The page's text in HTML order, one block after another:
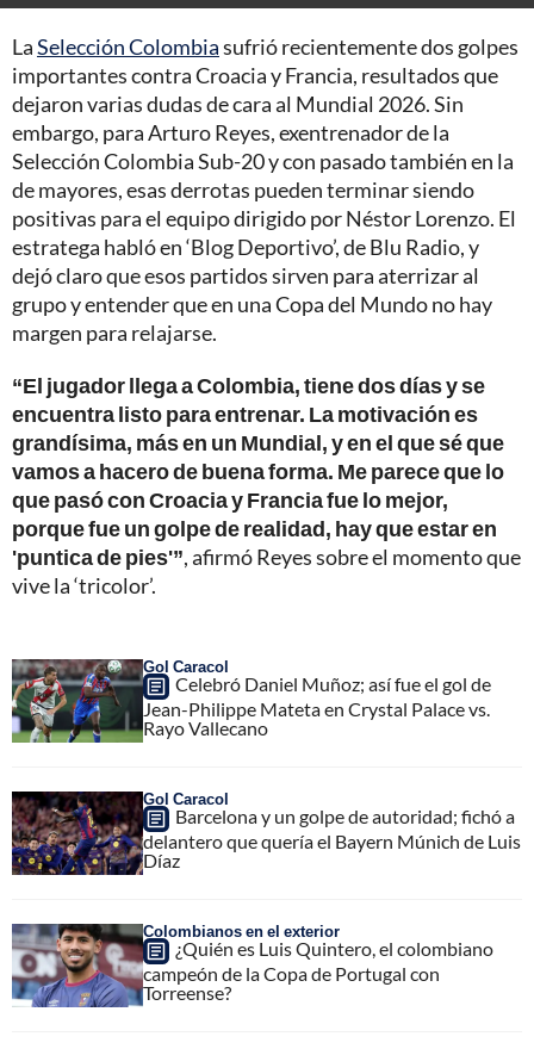
LaSelección Colombiasufrió recientemente dos golpes
importantes contra Croacia y Francia, resultados que
dejaron varias dudas de cara al Mundial 2026. Sin
embargo, para Arturo Reyes, exentrenador de la
Selección Colombia Sub-20 y con pasado también en la
de mayores, esas derrotas pueden terminar siendo
positivas para el equipo dirigido por Néstor Lorenzo. El
estratega habló en ‘Blog Deportivo’, de Blu Radio, y
dejó claro que esos partidos sirven para aterrizar al
grupo y entender que en una Copa del Mundo no hay
margen para relajarse.
“El jugador llega a Colombia, tiene dos días y se
encuentra listo para entrenar. La motivación es
grandísima, más en un Mundial, y en el que sé que
vamos a hacero de buena forma. Me parece que lo
que pasó con Croacia y Francia fue lo mejor,
porque fue un golpe de realidad, hay que estar en
'puntica de pies'”, afirmó Reyes sobre el momento que
vive la ‘tricolor’.
Gol Caracol
Celebró Daniel Muñoz; así fue el gol de
Jean-Philippe Mateta en Crystal Palace vs.
Rayo Vallecano
Gol Caracol
Barcelona y un golpe de autoridad; fichó a
delantero que quería el Bayern Múnich de Luis
Díaz
Colombianos en el exterior
¿Quién es Luis Quintero, el colombiano
campeón de la Copa de Portugal con
Torreense?